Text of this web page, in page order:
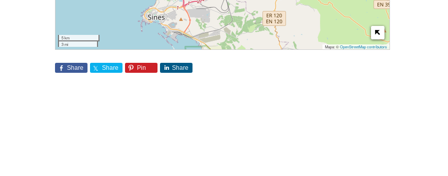
5 km
3 mi
Mapa: ©OpenStreetMap contributors
Share Share Pin Share